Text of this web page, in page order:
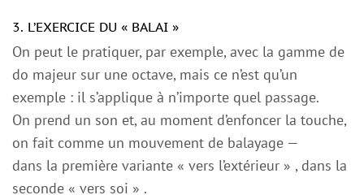
3. L’EXERCICE DU « BALAI »
On peut le pratiquer, par exemple, avec la gamme de
do majeur sur une octave, mais ce n’est qu’un
exemple : il s’applique à n’importe quel passage.
On prend un son et, au moment d’enfoncer la touche,
on fait comme un mouvement de balayage —
dans la première variante « vers l’extérieur » , dans la
seconde « vers soi » .